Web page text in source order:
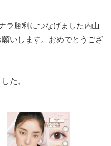
ラ勝利につなげました内山
いします。おめでとうござ
た。